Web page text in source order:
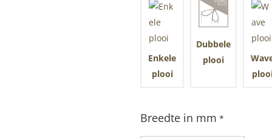
Enkele
plooi
Dubbele
plooi
Breedte in mm *